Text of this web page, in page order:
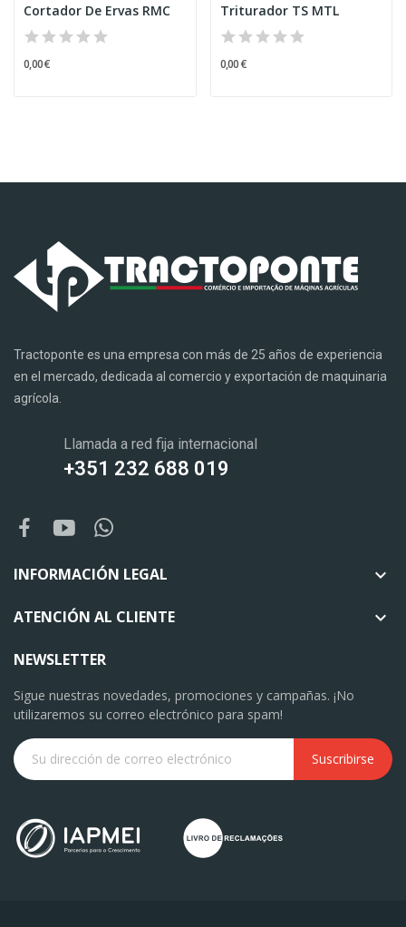
Cortador De Ervas RMC
0,00 €
Triturador TS MTL
0,00 €
Tractoponte es una empresa con más de 25 años de experiencia
en el mercado, dedicada al comercio y exportación de maquinaria
agrícola.
Llamada a red fija internacional
+351 232 688 019
INFORMACIÓN LEGAL 
ATENCIÓN AL CLIENTE 
NEWSLETTER
Sigue nuestras novedades, promociones y campañas. ¡No
utilizaremos su correo electrónico para spam!
Suscribirse